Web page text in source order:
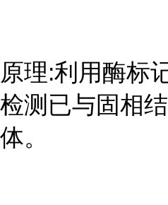
原理:利用酶标
检测已与固相
体。